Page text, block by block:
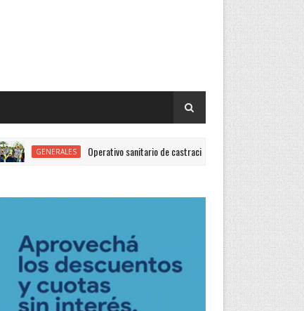
GENERALES Operativo sanitario de castración, vacunación y desparasitación en